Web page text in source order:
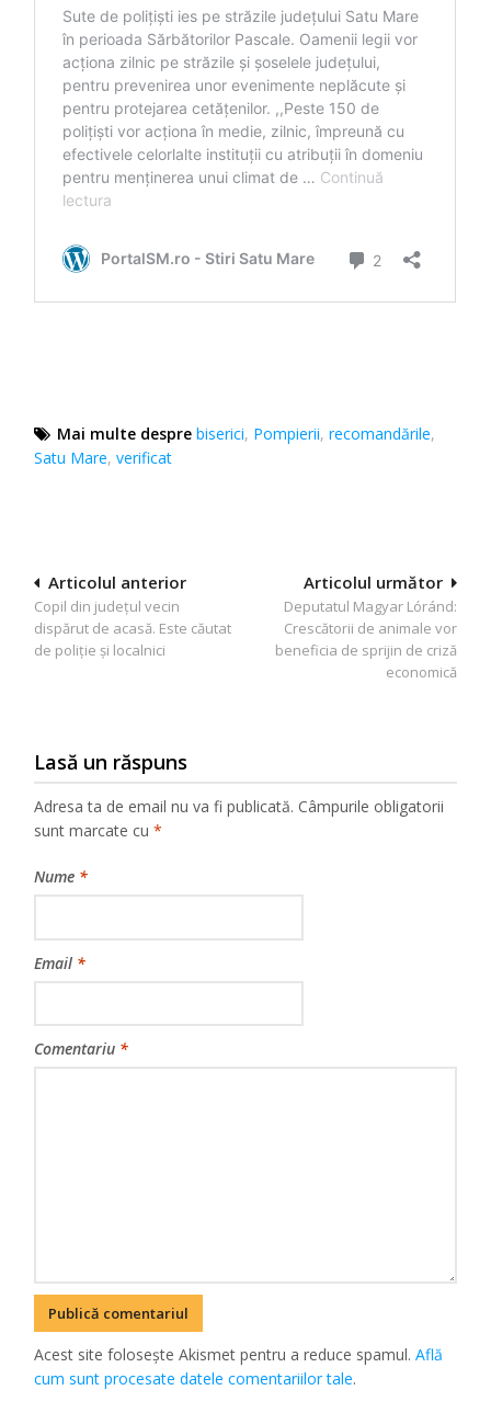
Mai multe despre biserici, Pompierii,recomandările,
Satu Mare,verificat
Navigare
în
articole
Articolul următor
Deputatul Magyar Lóránd:
Crescătorii de animale vor
beneficia de sprijin de criză
economică
Articolul anterior
Copil din județul vecin
dispărut de acasă. Este căutat
de poliție și localnici
Lasă un răspuns
Adresa ta de email nu va fi publicată. Câmpurile obligatorii
sunt marcate cu*
Nume *
Email *
Comentariu *
Acest site folosește Akismet pentru a reduce spamul.Află
cum sunt procesate datele comentariilor tale.